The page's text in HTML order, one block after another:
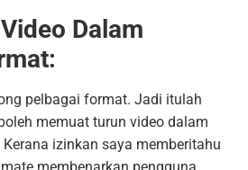
Dalam
pelbagai format. Jadi itulah
memuat turun video dalam
izinkan saya memberitahu